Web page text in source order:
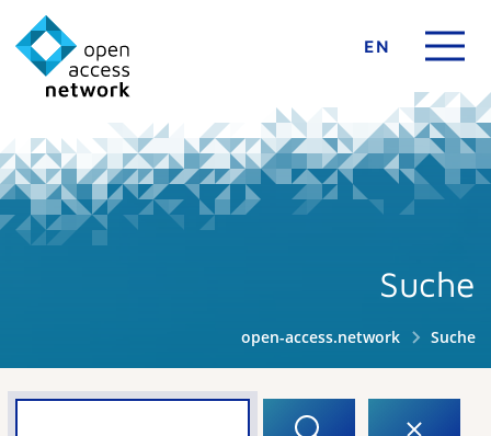
EN
Suche
open-access.network Suche